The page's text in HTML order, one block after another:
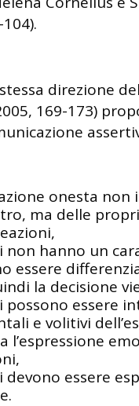
direzione
169-173)
onesta non
ma delle
non hanno un
essere
la decisione
possono essere
e volitivi
l’espressione
devono essere